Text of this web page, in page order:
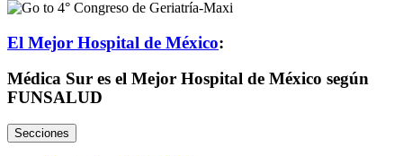
El Mejor Hospital de México:
Médica Sur es el Mejor Hospital de México según
FUNSALUD
Secciones